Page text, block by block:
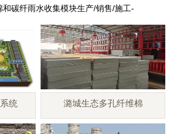
碳纤雨水收集模块生产/销售/施工-
统 潞城生态多孔纤维棉